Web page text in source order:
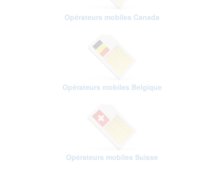
Opérateurs mobiles Canada
Opérateurs mobiles Belgique
Opérateurs mobiles Suisse